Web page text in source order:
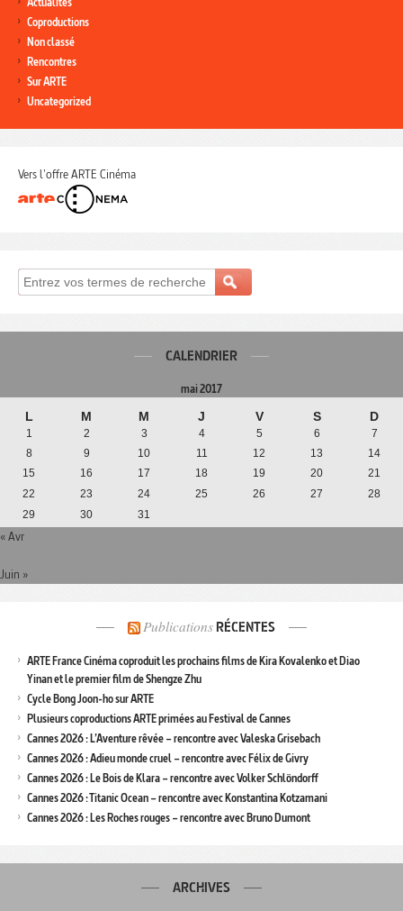
Coproductions
Non classé
Rencontres
Sur ARTE
Uncategorized
Vers l'offre ARTE Cinéma
CALENDRIER
mai 2017
L M M J V S D
1 2 3 4 5 6
7
8
9 10 11 12 13
14
15
16 17 18 19 20
21
22
23 24 25 26 27
28
29
30 31
« Avr
Juin »
Publications RÉCENTES
ARTE France Cinéma coproduit les prochains films de Kira Kovalenko et Diao
Yinan et le premier film de Shengze Zhu
Cycle Bong Joon-ho sur ARTE
Plusieurs coproductions ARTE primées au Festival de Cannes
Cannes 2026 : L’Aventure rêvée – rencontre avec Valeska Grisebach
Cannes 2026 : Adieu monde cruel – rencontre avec Félix de Givry
Cannes 2026 : Le Bois de Klara – rencontre avec Volker Schlöndorff
Cannes 2026 : Titanic Ocean – rencontre avec Konstantina Kotzamani
Cannes 2026 : Les Roches rouges – rencontre avec Bruno Dumont
ARCHIVES